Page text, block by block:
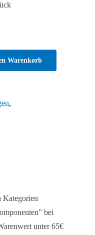
Warenkorb
,
Kategorien
bei
unter 65€